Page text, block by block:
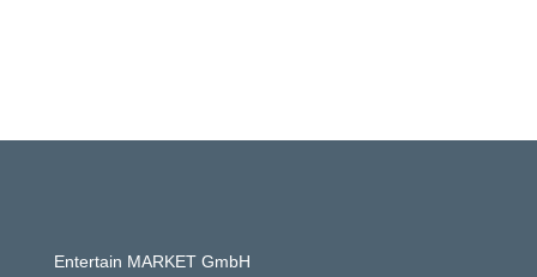
Entertain MARKET GmbH